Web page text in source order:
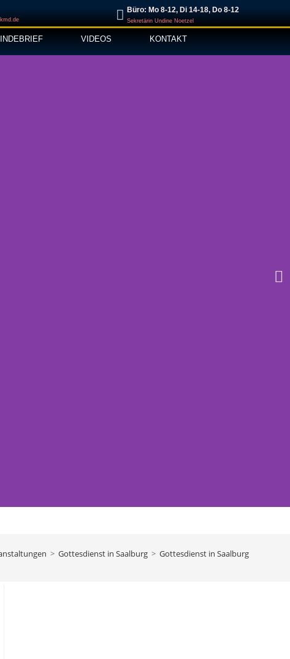
Büro: Mo 8-12, Di 14-18, Do 8-12
Sekretärin Undine Noetzel
VIDEOS KONTAKT
> Gottesdienst in Saalburg > Gottesdienst in Saalburg